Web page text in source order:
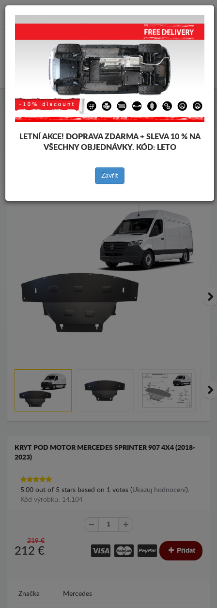
info@krytpodmotor.com
Kryt pod motor Mercedes
Kryt pod motor Mercedes Sprinter
Značky
Značky vozidel
Zpět na produkty
KRYT POD MOTOR MERCEDES SPRINTER 907 4X4 (2018-
2023)
5.00 out of 5 stars based on 1 votes (Ukazuj hodnocení).
Kód výrobku: 14.104
219 €
212 € Přídat
Značka Mercedes
LETNÍ AKCE! DOPRAVA ZDARMA + SLEVA 10 % NA
VŠECHNY OBJEDNÁVKY. KÓD: LETO
Zavřít